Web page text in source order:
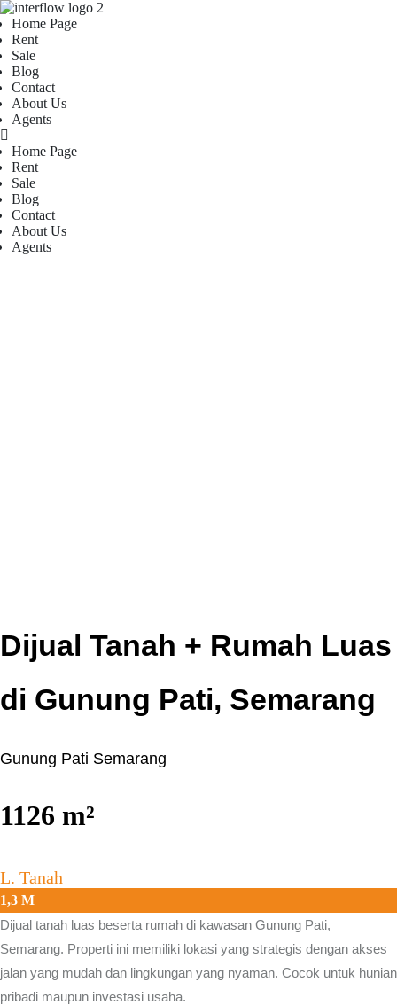
Home Page
Rent
Sale
Blog
Contact
About Us
Agents
Home Page
Rent
Sale
Blog
Contact
About Us
Agents
Dijual Tanah + Rumah Luas
di Gunung Pati, Semarang
Gunung Pati Semarang
1126 m²
L. Tanah
1,3 M
Dijual tanah luas beserta rumah di kawasan Gunung Pati,
Semarang. Properti ini memiliki lokasi yang strategis dengan akses
jalan yang mudah dan lingkungan yang nyaman. Cocok untuk hunian
pribadi maupun investasi usaha.